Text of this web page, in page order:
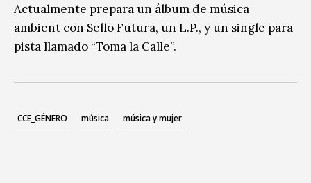
Actualmente prepara un álbum de música
ambient con Sello Futura, un L.P., y un single para
pista llamado “Toma la Calle”.
CCE_GÉNERO música música y mujer